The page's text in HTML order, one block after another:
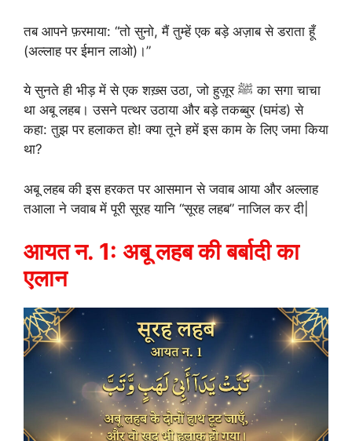
तब आपने फ़रमाया: “तो सुनो, मैं तुम्हें एक बड़े अज़ाब से डराता हूँ
(अल्लाह पर ईमान लाओ)।”
ये सुनते ही भीड़ में से एक शख़्स उठा, जो हुज़ूर ﷺ का सगा चाचा
था अबू लहब। उसने पत्थर उठाया और बड़े तकब्बुर (घमंड) से
कहा: तुझ पर हलाकत हो! क्या तूने हमें इस काम के लिए जमा किया
था?
अबू लहब की इस हरकत पर आसमान से जवाब आया और अल्लाह
तआला ने जवाब में पूरी सूरह यानि “सूरह लहब” नाजिल कर दी|
आयत न. 1: अबू लहब की बर्बादी का
एलान